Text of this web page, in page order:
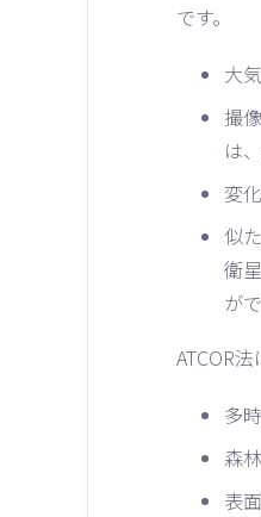
です。
大
撮
は
変
似
衛
が
ATCOR
多
森
表